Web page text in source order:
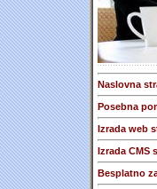
Naslovna
Posebna
Izrada web
Izrada CMS
Besplatno